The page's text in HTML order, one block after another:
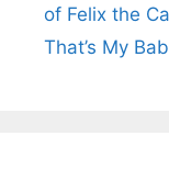
of Felix the
That’s My